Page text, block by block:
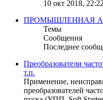
10 окт 2018,
ПРОМЫШЛЕННАЯ
Темы
Сообщения
Последнее
Преобразователи
т.п.
Применение,
преобразователей